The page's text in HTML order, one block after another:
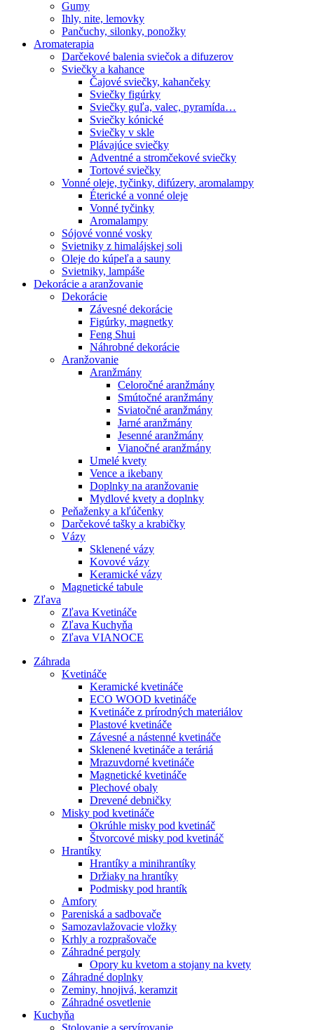
Gumy
Ihly, nite, lemovky
Pančuchy, silonky, ponožky
Aromaterapia
Darčekové balenia sviečok a difuzerov
Sviečky a kahance
Čajové sviečky, kahančeky
Sviečky figúrky
Sviečky guľa, valec, pyramída…
Sviečky kónické
Sviečky v skle
Plávajúce sviečky
Adventné a stromčekové sviečky
Tortové sviečky
Vonné oleje, tyčinky, difúzery, aromalampy
Éterické a vonné oleje
Vonné tyčinky
Aromalampy
Sójové vonné vosky
Svietniky z himalájskej soli
Oleje do kúpeľa a sauny
Svietniky, lampáše
Dekorácie a aranžovanie
Dekorácie
Závesné dekorácie
Figúrky, magnetky
Feng Shui
Náhrobné dekorácie
Aranžovanie
Aranžmány
Celoročné aranžmány
Smútočné aranžmány
Sviatočné aranžmány
Jarné aranžmány
Jesenné aranžmány
Vianočné aranžmány
Umelé kvety
Vence a ikebany
Doplnky na aranžovanie
Mydlové kvety a doplnky
Peňaženky a kľúčenky
Darčekové tašky a krabičky
Vázy
Sklenené vázy
Kovové vázy
Keramické vázy
Magnetické tabule
Zľava
Zľava Kvetináče
Zľava Kuchyňa
Zľava VIANOCE
Záhrada
Kvetináče
Keramické kvetináče
ECO WOOD kvetináče
Kvetináče z prírodných materiálov
Plastové kvetináče
Závesné a nástenné kvetináče
Sklenené kvetináče a teráriá
Mrazuvdorné kvetináče
Magnetické kvetináče
Plechové obaly
Drevené debničky
Misky pod kvetináče
Okrúhle misky pod kvetináč
Štvorcové misky pod kvetináč
Hrantíky
Hrantíky a minihrantíky
Držiaky na hrantíky
Podmisky pod hrantík
Amfory
Pareniská a sadbovače
Samozavlažovacie vložky
Krhly a rozprašovače
Záhradné pergoly
Opory ku kvetom a stojany na kvety
Záhradné doplnky
Zeminy, hnojivá, keramzit
Záhradné osvetlenie
Kuchyňa
Stolovanie a servírovanie